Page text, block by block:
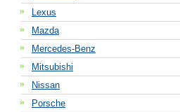
Lexus
Mazda
Mercedes-Benz
Mitsubishi
Nissan
Porsche